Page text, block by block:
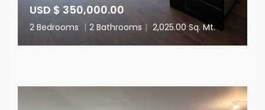
USD $ 350,000.00
2 Bedrooms | 2 Bathrooms | 2,025.00 Sq. Mt.